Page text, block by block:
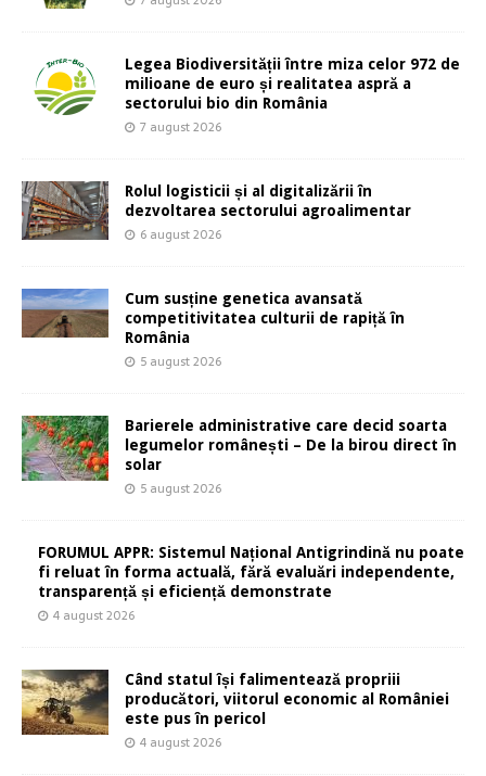
Legea Biodiversității între miza celor 972 de
milioane de euro și realitatea aspră a
sectorului bio din România
7 august 2026
Rolul logisticii și al digitalizării în
dezvoltarea sectorului agroalimentar
6 august 2026
Cum susține genetica avansată
competitivitatea culturii de rapiță în
România
5 august 2026
Barierele administrative care decid soarta
legumelor românești – De la birou direct în
solar
5 august 2026
FORUMUL APPR: Sistemul Național Antigrindină nu poate
fi reluat în forma actuală, fără evaluări independente,
transparență și eficiență demonstrate
4 august 2026
Când statul își falimentează propriii
producători, viitorul economic al României
este pus în pericol
4 august 2026